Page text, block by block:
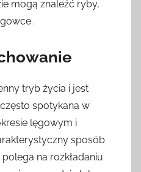
mogą znaleźć ryby,
tryb życia i jest
spotykana w
lęgowym i
sposób
na rozkładaniu